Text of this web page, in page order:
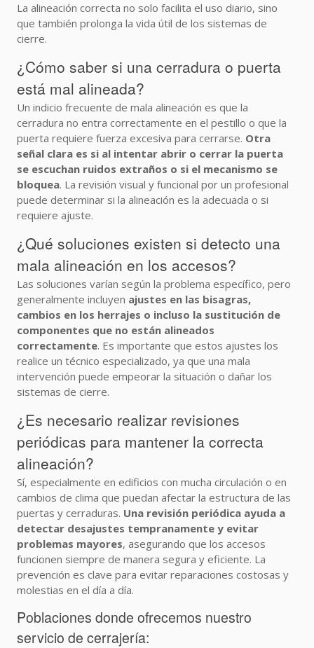
La alineación correcta no solo facilita el uso diario, sino
que también prolonga la vida útil de los sistemas de
cierre.
¿Cómo saber si una cerradura o puerta
está mal alineada?
Un indicio frecuente de mala alineación es que la
cerradura no entra correctamente en el pestillo o que la
puerta requiere fuerza excesiva para cerrarse. Otra
señal clara es si al intentar abrir o cerrar la puerta
se escuchan ruidos extraños o si el mecanismo se
bloquea. La revisión visual y funcional por un profesional
puede determinar si la alineación es la adecuada o si
requiere ajuste.
¿Qué soluciones existen si detecto una
mala alineación en los accesos?
Las soluciones varían según la problema específico, pero
generalmente incluyen ajustes en las bisagras,
cambios en los herrajes o incluso la sustitución de
componentes que no están alineados
correctamente. Es importante que estos ajustes los
realice un técnico especializado, ya que una mala
intervención puede empeorar la situación o dañar los
sistemas de cierre.
¿Es necesario realizar revisiones
periódicas para mantener la correcta
alineación?
Sí, especialmente en edificios con mucha circulación o en
cambios de clima que puedan afectar la estructura de las
puertas y cerraduras. Una revisión periódica ayuda a
detectar desajustes tempranamente y evitar
problemas mayores, asegurando que los accesos
funcionen siempre de manera segura y eficiente. La
prevención es clave para evitar reparaciones costosas y
molestias en el día a día.
Poblaciones donde ofrecemos nuestro
servicio de cerrajería: